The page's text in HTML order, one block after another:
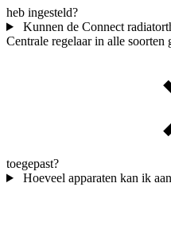
heb ingesteld?
Kunnen de Connect
Centrale regelaar in alle
toegepast?
Hoeveel apparaten kan ik